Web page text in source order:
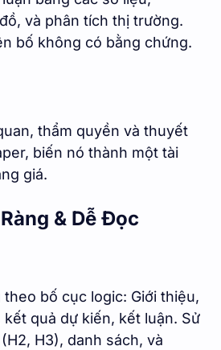
và phân tích thị trường.
bố không có bằng chứng.
thẩm quyền và thuyết
biến nó thành một tài
giá.
& Dễ Đọc
bố cục logic: Giới thiệu,
kết quả dự kiến, kết luận. Sử
H3), danh sách, và